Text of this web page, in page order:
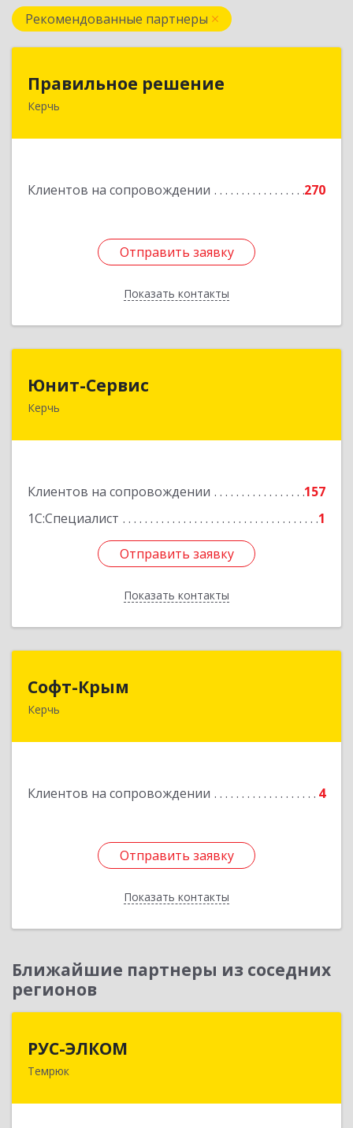
Рекомендованные партнеры
Правильное решение
Керчь
Клиентов на сопровождении 270
Отправить заявку
Показать контакты
298330, Крым Респ, Керчь г, Адмиралтейский
Отправить заявку
Назад
Юнит-Сервис
Керчь
Клиентов на сопровождении
157
1С:Специалист
1
Отправить заявку
Показать контакты
298300, Крым Респ, Керчь г, Кооперативный
Отправить заявку
Назад
Софт-Крым
Керчь
Клиентов на сопровождении 4
Отправить заявку
Показать контакты
Республика Калмыкия, г. Элиста, ул. Губаревича,
Отправить заявку
Назад
Ближайшие партнеры из соседних
регионов
РУС-ЭЛКОМ
Темрюк
353500, Краснодарский край, Темрюкский р-н,